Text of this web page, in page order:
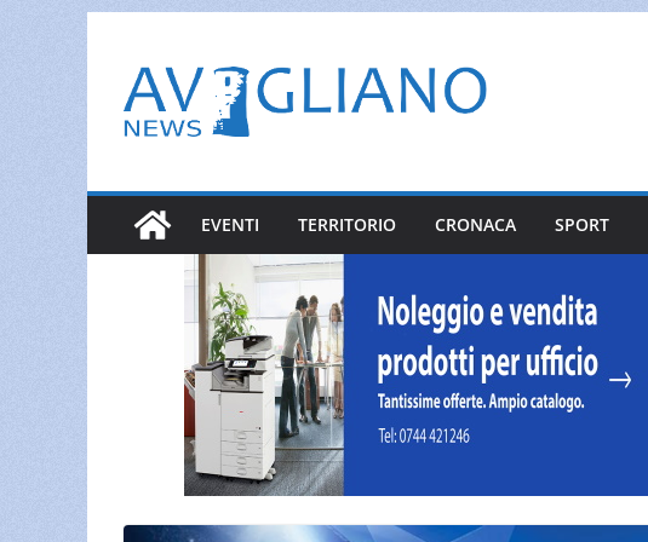
contenuto
EVENTI TERRITORIO CRONACA SPORT